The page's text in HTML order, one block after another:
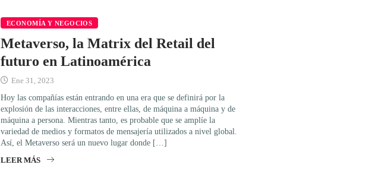
ECONOMÍA Y NEGOCIOS
Metaverso, la Matrix del Retail del
futuro en Latinoamérica
Ene 31, 2023
Hoy las compañías están entrando en una era que se definirá por la
explosión de las interacciones, entre ellas, de máquina a máquina y de
máquina a persona. Mientras tanto, es probable que se amplíe la
variedad de medios y formatos de mensajería utilizados a nivel global.
Así, el Metaverso será un nuevo lugar donde […]
LEER MÁS